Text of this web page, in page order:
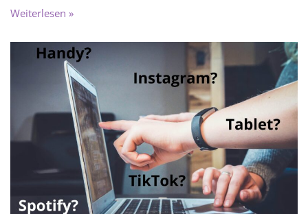
Weiterlesen »